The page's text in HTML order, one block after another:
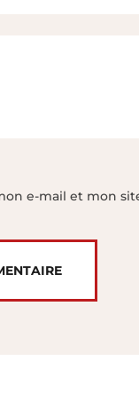
e-mail et mon